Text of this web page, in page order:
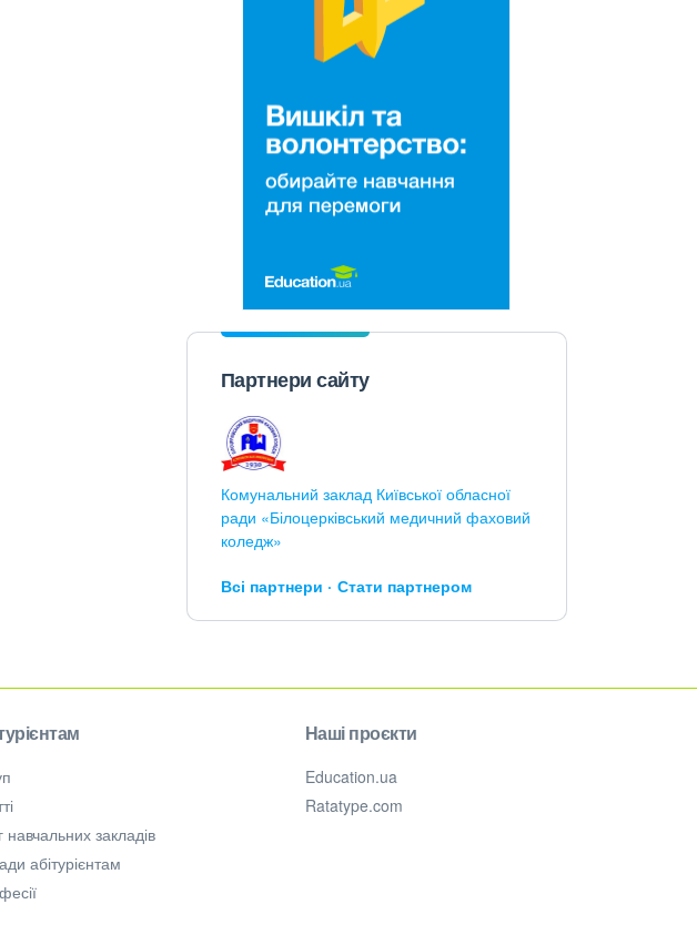
Партнери сайту
Комунальний заклад Київської обласної
ради «Білоцерківський медичний фаховий
коледж»
Всі партнери Стати партнером
навчальних закладів
абітурієнтам
Наші проєкти
Education.ua
Ratatype.com